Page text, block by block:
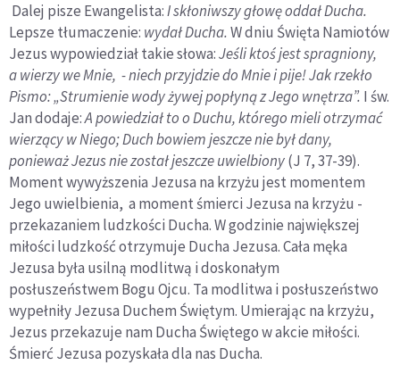
Dalej pisze Ewangelista:I skłoniwszy głowę oddał Ducha.
Lepsze tłumaczenie: wydał Ducha.W dniu Święta Namiotów
Jezus wypowiedział takie słowa:Jeśli ktoś jest spragniony,
a wierzy we Mnie, - niech przyjdzie do Mnie i pije! Jak rzekło
Pismo: „Strumienie wody żywej popłyną z Jego wnętrza”. I św.
Jan dodaje:A powiedział to o Duchu, którego mieli otrzymać
wierzący w Niego; Duch bowiem jeszcze nie był dany,
ponieważ Jezus nie został jeszcze uwielbiony(J 7, 37-39).
Moment wywyższenia Jezusa na krzyżu jest momentem
Jego uwielbienia, a moment śmierci Jezusa na krzyżu -
przekazaniem ludzkości Ducha. W godzinie największej
miłości ludzkość otrzymuje Ducha Jezusa. Cała męka
Jezusa była usilną modlitwą i doskonałym
posłuszeństwem Bogu Ojcu. Ta modlitwa i posłuszeństwo
wypełniły Jezusa Duchem Świętym. Umierając na krzyżu,
Jezus przekazuje nam Ducha Świętego w akcie miłości.
Śmierć Jezusa pozyskała dla nas Ducha.